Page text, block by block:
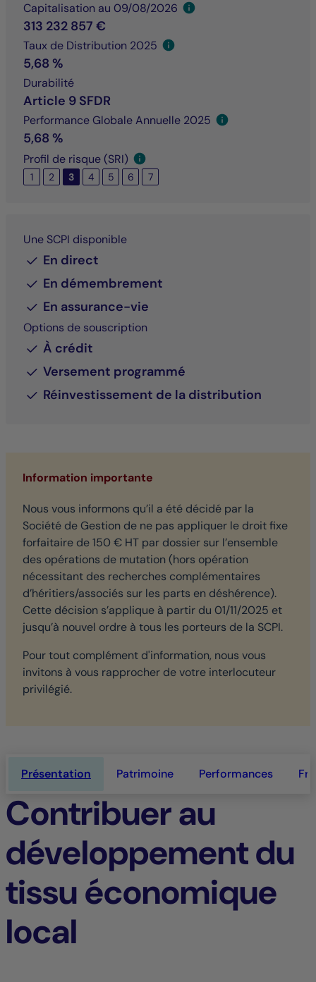
Capitalisation au 09/08/2026
313 232 857 €
Taux de Distribution 2025
5,68 %
Durabilité
Article 9 SFDR
Performance Globale Annuelle 2025
5,68 %
Profil de risque (SRI)
1 2 3 4 5 6 7
Une SCPI disponible
En direct
En démembrement
En assurance-vie
Options de souscription
À crédit
Versement programmé
Réinvestissement de la distribution
Information importante
Nous vous informons qu’il a été décidé par la
Société de Gestion de ne pas appliquer le droit fixe
forfaitaire de 150 € HT par dossier sur l’ensemble
des opérations de mutation (hors opération
nécessitant des recherches complémentaires
d’héritiers/associés sur les parts en déshérence).
Cette décision s’applique à partir du 01/11/2025 et
jusqu’à nouvel ordre à tous les porteurs de la SCPI.
Pour tout complément d'information, nous vous
invitons à vous rapprocher de votre interlocuteur
privilégié.
Présentation Patrimoine Performances
Contribuer au
développement du
tissu économique
local